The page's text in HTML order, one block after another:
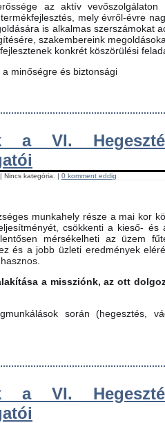
az aktív
mely évről-évre
is alkalmas szerszámokat
szakembereink
konkrét köszörülési
minőségre és biztonsági
a VI.
Nincs kategória. | 0 komment eddig
munkahely része a mai kor
csökkenti a kieső-
mérsékelheti az üzem
és a jobb üzleti eredmények
a missziónk, az ott
során (hegesztés,
a VI.